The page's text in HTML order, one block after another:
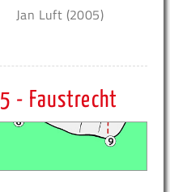
Jan Luft (2005)
- Faustrecht